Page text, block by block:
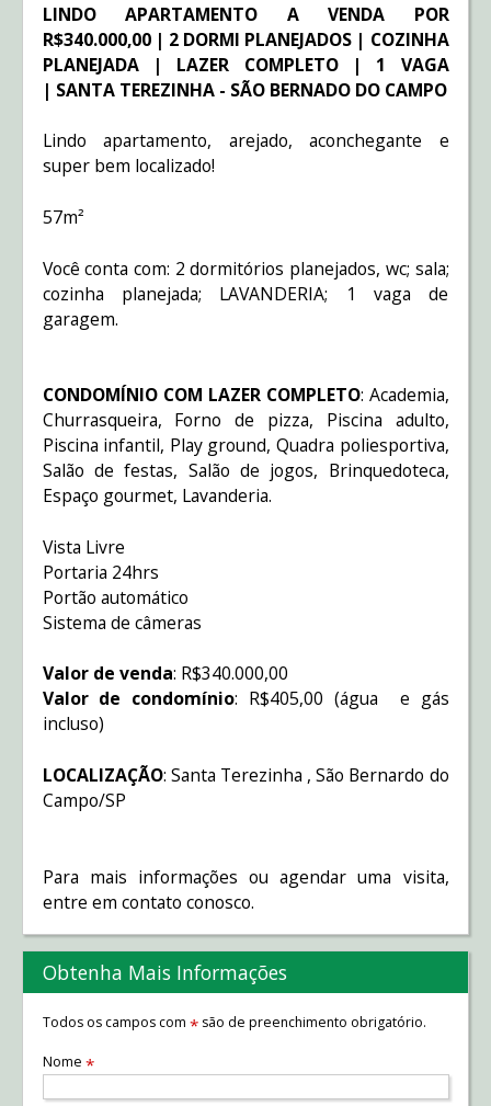
LINDO APARTAMENTO A VENDA POR
R$340.000,00 | 2 DORMI PLANEJADOS | COZINHA
PLANEJADA | LAZER COMPLETO | 1 VAGA
| SANTA TEREZINHA - SÃO BERNADO DO CAMPO
Lindo apartamento, arejado, aconchegante e
super bem localizado!
57m²
Você conta com: 2 dormitórios planejados, wc; sala;
cozinha planejada; LAVANDERIA; 1 vaga de
garagem.
CONDOMÍNIO COM LAZER COMPLETO: Academia,
Churrasqueira, Forno de pizza, Piscina adulto,
Piscina infantil, Play ground, Quadra poliesportiva,
Salão de festas, Salão de jogos, Brinquedoteca,
Espaço gourmet, Lavanderia.
Vista Livre
Portaria 24hrs
Portão automático
Sistema de câmeras
Valor de venda: R$340.000,00
Valor de condomínio: R$405,00 (água e gás
incluso)
LOCALIZAÇÃO: Santa Terezinha , São Bernardo do
Campo/SP
Para mais informações ou agendar uma visita,
entre em contato conosco.
Obtenha Mais Informações
Todos os campos com *são de preenchimento obrigatório.
Nome *